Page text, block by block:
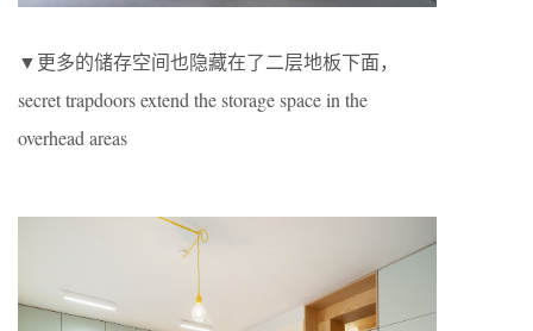
▼更多的储存空间也隐藏在了二层地板下面，
secret trapdoors extend the storage space in the
overhead areas